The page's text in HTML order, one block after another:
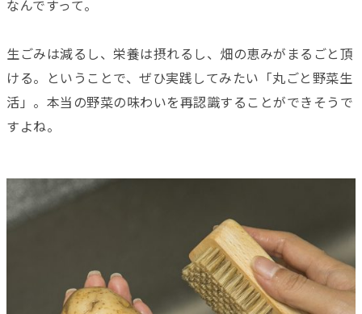
なんですって。
生ごみは減るし、栄養は摂れるし、畑の恵みがまるごと頂
ける。ということで、ぜひ実践してみたい「丸ごと野菜生
活」。本当の野菜の味わいを再認識することができそうで
すよね。